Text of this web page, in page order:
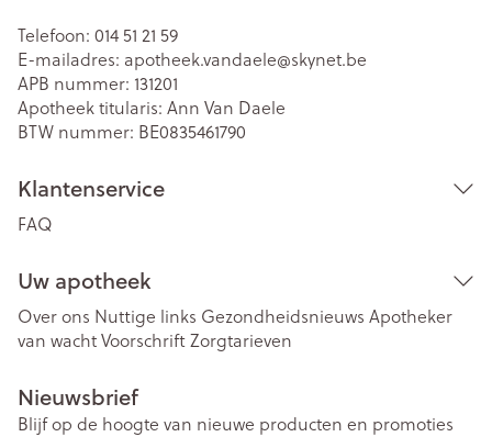
Telefoon: 014 51 21 59
E-mailadres: apotheek.vandaele@skynet.be
APB nummer: 131201
Apotheek titularis: Ann Van Daele
BTW nummer: BE0835461790
Klantenservice
FAQ
Uw apotheek
Over ons Nuttige links Gezondheidsnieuws Apotheker
van wachtVoorschriftZorgtarieven
Nieuwsbrief
Blijf op de hoogte van nieuwe producten en promoties